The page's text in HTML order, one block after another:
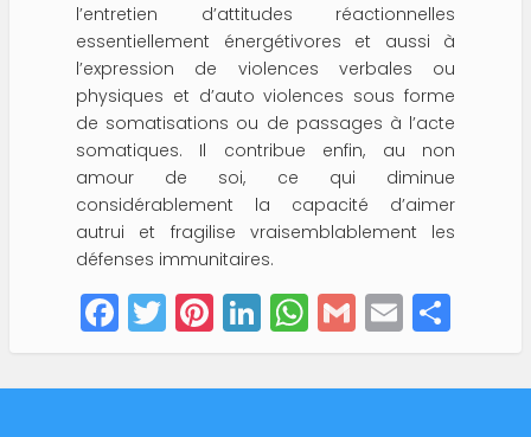
l’entretien d’attitudes réactionnelles
essentiellement énergétivores et aussi à
l’expression de violences verbales ou
physiques et d’auto violences sous forme
de somatisations ou de passages à l’acte
somatiques. Il contribue enfin, au non
amour de soi, ce qui diminue
considérablement la capacité d’aimer
autrui et fragilise vraisemblablement les
défenses immunitaires.
F
a
c
T
w
it
Pi
nt
er
Li
n
k
W
h
a
G
m
ai
E
m
ai
h
a